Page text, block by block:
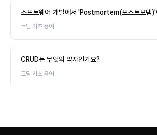
소프트웨어 개발에서 'Postmortem(포스트모템)'
코딩 기초 용어
CRUD는 무엇의 약자인가요?
코딩 기초 용어